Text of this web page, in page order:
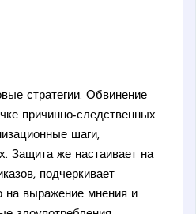
стратегии. Обвинение
причинно-следственных
шаги,
Защита же настаивает на
подчеркивает
на выражение мнения и